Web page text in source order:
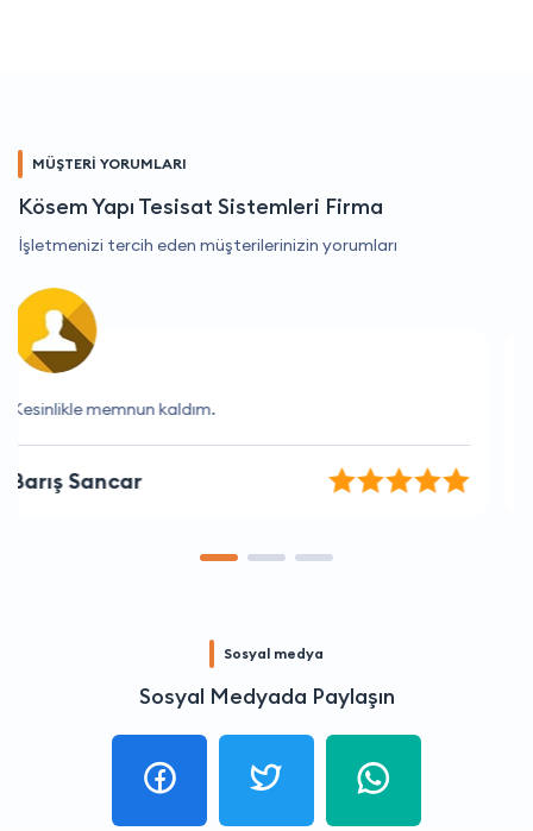
MÜŞTERİ YORUMLARI
Kösem Yapı Tesisat Sistemleri Firma
İşletmenizi tercih eden müşterilerinizin yorumları
Hızlı teslimat ve harika hizmet.
Yusuf Selçuk
Sosyal medya
Sosyal Medyada Paylaşın